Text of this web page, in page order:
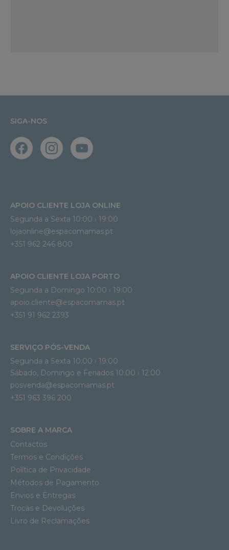
SIGA-NOS
APOIO CLIENTE LOJA ONLINE
Segunda a Sexta 10:00 › 19:00
lojaonline@espacomamas.pt
+351 962 246 800
APOIO CLIENTE LOJA PORTO
Segunda a Domingo 10:00 › 19:00
apoio.cliente@espacomamas.pt
+351 91 962 2393
SERVIÇO PÓS-VENDA
Segunda a Sexta 10:00 › 19:00
Sábado, Domingo e Feriados 10:00 › 12:00
posvenda@espacomamas.pt
+351 963 396 200
SOBRE A MARCA
Contactos
Termos e Condições
Política de Privacidade
Métodos de Pagamento
Envios e Entregas
Trocas e Devoluções
Livro de Reclamações